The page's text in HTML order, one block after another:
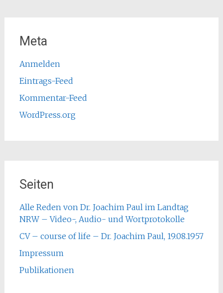
Meta
Anmelden
Eintrags-Feed
Kommentar-Feed
WordPress.org
Seiten
Alle Reden von Dr. Joachim Paul im Landtag
NRW – Video-, Audio- und Wortprotokolle
CV – course of life – Dr. Joachim Paul, 19.08.1957
Impressum
Publikationen